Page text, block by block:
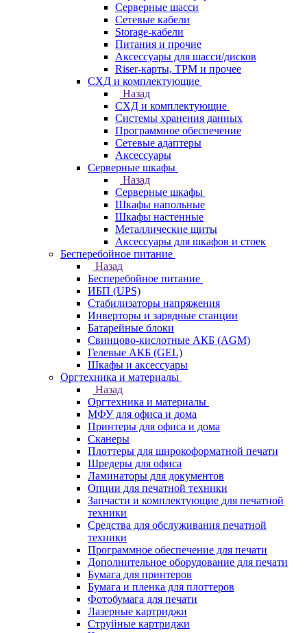
Серверные шасси
Сетевые кабели
Storage-кабели
Питания и прочие
Аксессуары для шасси/дисков
Riser-карты, TPM и прочее
СХД и комплектующие
Назад
СХД и комплектующие
Системы хранения данных
Программное обеспечение
Сетевые адаптеры
Аксессуары
Серверные шкафы
Назад
Серверные шкафы
Шкафы напольные
Шкафы настенные
Металлические щиты
Аксессуары для шкафов и стоек
Бесперебойное питание
Назад
Бесперебойное питание
ИБП (UPS)
Стабилизаторы напряжения
Инверторы и зарядные станции
Батарейные блоки
Свинцово-кислотные АКБ (AGM)
Гелевые АКБ (GEL)
Шкафы и аксессуары
Оргтехника и материалы
Назад
Оргтехника и материалы
МФУ для офиса и дома
Принтеры для офиса и дома
Сканеры
Плоттеры для широкоформатной печати
Шредеры для офиса
Ламинаторы для документов
Опции для печатной техники
Запчасти и комплектующие для печатной
техники
Средства для обслуживания печатной
техники
Программное обеспечение для печати
Дополнительное оборудование для печати
Бумага для принтеров
Бумага и пленка для плоттеров
Фотобумага для печати
Лазерные картриджи
Струйные картриджи